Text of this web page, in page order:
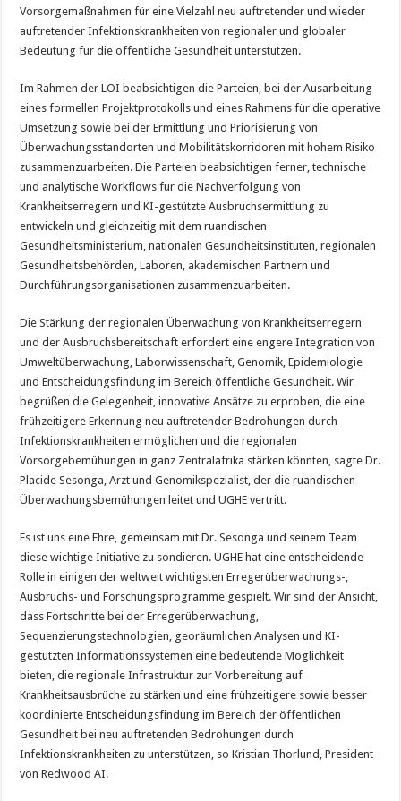
Vorsorgemaßnahmen für eine Vielzahl neu auftretender und wieder
auftretender Infektionskrankheiten von regionaler und globaler
Bedeutung für die öffentliche Gesundheit unterstützen.
Im Rahmen der LOI beabsichtigen die Parteien, bei der Ausarbeitung
eines formellen Projektprotokolls und eines Rahmens für die operative
Umsetzung sowie bei der Ermittlung und Priorisierung von
Überwachungsstandorten und Mobilitätskorridoren mit hohem Risiko
zusammenzuarbeiten. Die Parteien beabsichtigen ferner, technische
und analytische Workflows für die Nachverfolgung von
Krankheitserregern und KI-gestützte Ausbruchsermittlung zu
entwickeln und gleichzeitig mit dem ruandischen
Gesundheitsministerium, nationalen Gesundheitsinstituten, regionalen
Gesundheitsbehörden, Laboren, akademischen Partnern und
Durchführungsorganisationen zusammenzuarbeiten.
Die Stärkung der regionalen Überwachung von Krankheitserregern
und der Ausbruchsbereitschaft erfordert eine engere Integration von
Umweltüberwachung, Laborwissenschaft, Genomik, Epidemiologie
und Entscheidungsfindung im Bereich öffentliche Gesundheit. Wir
begrüßen die Gelegenheit, innovative Ansätze zu erproben, die eine
frühzeitigere Erkennung neu auftretender Bedrohungen durch
Infektionskrankheiten ermöglichen und die regionalen
Vorsorgebemühungen in ganz Zentralafrika stärken könnten, sagte Dr.
Placide Sesonga, Arzt und Genomikspezialist, der die ruandischen
Überwachungsbemühungen leitet und UGHE vertritt.
Es ist uns eine Ehre, gemeinsam mit Dr. Sesonga und seinem Team
diese wichtige Initiative zu sondieren. UGHE hat eine entscheidende
Rolle in einigen der weltweit wichtigsten Erregerüberwachungs-,
Ausbruchs- und Forschungsprogramme gespielt. Wir sind der Ansicht,
dass Fortschritte bei der Erregerüberwachung,
Sequenzierungstechnologien, georäumlichen Analysen und KI-
gestützten Informationssystemen eine bedeutende Möglichkeit
bieten, die regionale Infrastruktur zur Vorbereitung auf
Krankheitsausbrüche zu stärken und eine frühzeitigere sowie besser
koordinierte Entscheidungsfindung im Bereich der öffentlichen
Gesundheit bei neu auftretenden Bedrohungen durch
Infektionskrankheiten zu unterstützen, so Kristian Thorlund, President
von Redwood AI.